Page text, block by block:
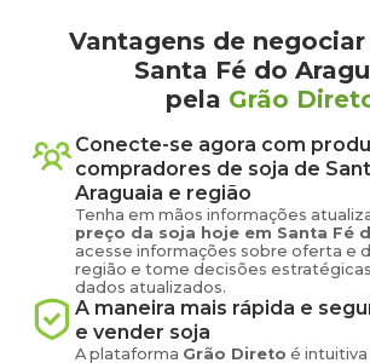
Vantagens de
Santa Fé do
pela Grão
Conecte-se agora com
compradores de soja de
Araguaia e região
Tenha em mãos informações
preço da soja hoje em Santa Fé
acesse informações sobre oferta e
região e tome decisões
dados atualizados.
A maneira mais rápida e
e vender soja
A plataforma Grão Direto é intuitiva